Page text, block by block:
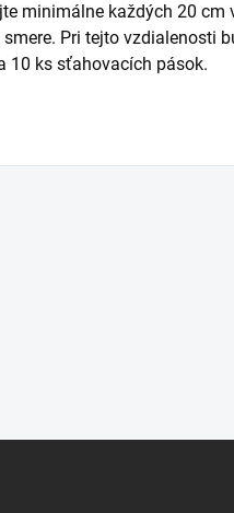
minimálne každých 20 cm
Pri tejto vzdialenosti
10 ks sťahovacích pások.